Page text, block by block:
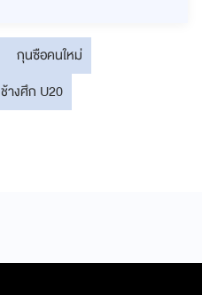
กุนซือคนใหม่
ช้างศึก U20